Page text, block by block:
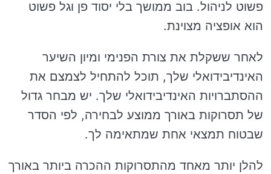
פשוט לניהול. בוב ממושך בלי יסוד פן וגל פשוט
הוא אופציה מצוינת.
לאחר ששקלת את צורת הפנימי ומיון השיער
האינדיבידואלי שלך, תוכל להתחיל לצמצם את
ההסתברויות האינדיבידואלי שלך. יש מבחר גדול
של תסרוקות באורך ממוצע לבחירה, לפי הסדר
שבטוח תמצאי אחת שמתאימה לך.
להלן יותר מאחד מהתסרוקות ההכרה ביותר באורך